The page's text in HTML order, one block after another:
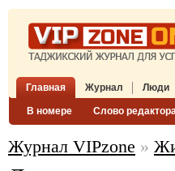
Главная Журнал
В номере Слово
Люди
Журнал VIPzone »